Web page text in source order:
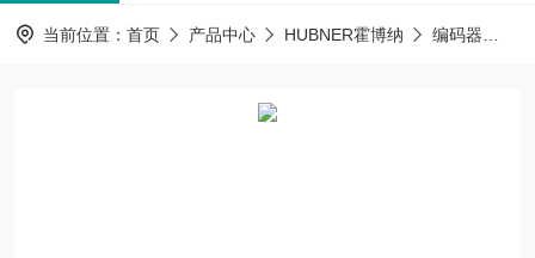
当前位置： 首页 产品中心 HUBNER霍博纳 编码器